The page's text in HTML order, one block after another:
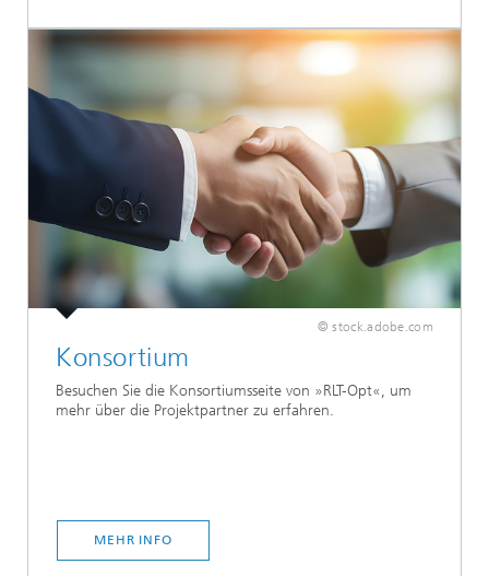
© stock.adobe.com
Konsortium
Besuchen Sie die Konsortiumsseite von »RLT-Opt«, um
mehr über die Projektpartner zu erfahren.
MEHR INFO